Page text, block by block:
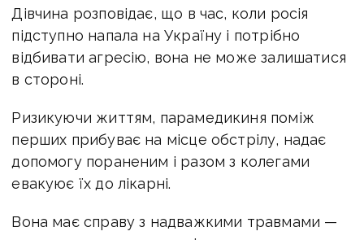
Дівчина розповідає, що в час, коли росія
підступно напала на Україну і потрібно
відбивати агресію, вона не може залишатися
в стороні.
Ризикуючи життям, парамедикиня поміж
перших прибуває на місце обстрілу, надає
допомогу пораненим і разом з колегами
евакуює їх до лікарні.
Вона має справу з надважкими травмами —